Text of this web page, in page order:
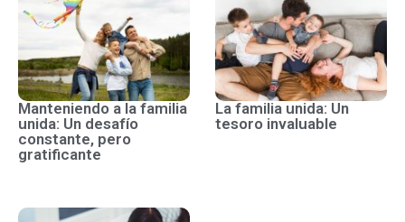
Manteniendo a la familia
unida: Un desafío
constante, pero
gratificante
La familia unida: Un
tesoro invaluable